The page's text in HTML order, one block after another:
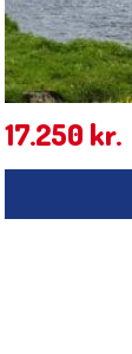
17.250 kr.